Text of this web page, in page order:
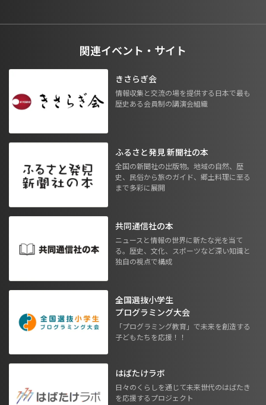
関連イベント・サイト
きさらぎ会
情報収集と交流の場を提供する日本で最も
歴史ある会員制の講演会組織
ふるさと発見 新聞社の本
全国の新聞社の出版物。地域の自然、歴
史、民俗から旅のガイド、郷土料理に至る
まで多彩に展開
共同通信社の本
ニュースと情報の世界に新たな光を当て
る。歴史、文化、スポーツなど深い知識と
独自の視点で構成
全国選抜小学生
プログラミング大会
「プログラミング教育」で未来を創造する
子どもたちを応援！！
はばたけラボ
日々のくらしを通じて未来世代のはばたき
を応援するプロジェクト